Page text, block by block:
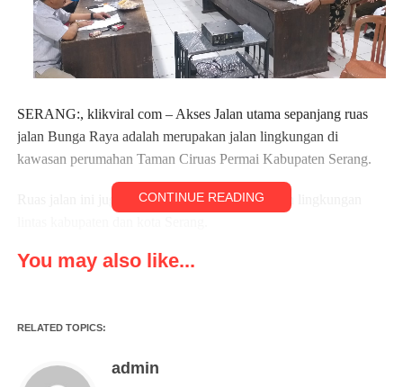
SERANG:, klikviral com – Akses Jalan utama sepanjang ruas
jalan Bunga Raya adalah merupakan jalan lingkungan di
kawasan perumahan Taman Ciruas Permai Kabupaten Serang.
Ruas jalan ini juga adalah merupakan akses jalan lingkungan
Sebagian besar ruas jalan tersebut telah dibetonisasi, hanya
dan L.
Terkait hal tersebut, para ketua RT dan RW bersama BPD dan
CONTINUE READING
You may also like...
RELATED TOPICS:
admin